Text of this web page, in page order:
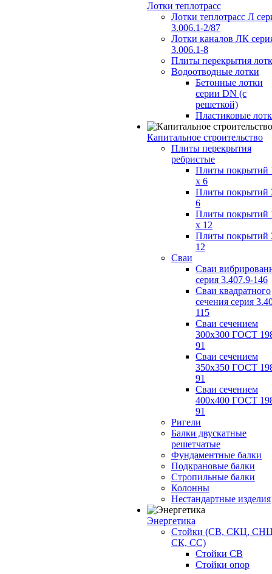
Лотки теплотрасс
Лотки теплотрасс Л
3.006.1-2/87
Лотки каналов ЛК
3.006.1-8
Плиты перекрытия
Водоотводные лотки
Бетонные лотки
серии DN (с
решеткой)
Пластиковые
Капитальное строительство
Плиты перекрытия
ребристые
Плиты покрытий
x 6
Плиты покрытий
6
Плиты покрытий
x 12
Плиты покрытий
12
Сваи
Сваи
серия 3.407.9-146
Сваи квадратного
сечения серия
115
Сваи сечением
300х300 ГОСТ
91
Сваи сечением
350х350 ГОСТ
91
Сваи сечением
400х400 ГОСТ
91
Ригели
Балки двускатные
решетчатые
Фундаментные балки
Подкрановые балки
Стропильные балки
Колонны
Нестандартные изделия
Энергетика
Стойки (СВ, СКЦ,
СК, СС)
Стойки СВ
Стойки опор